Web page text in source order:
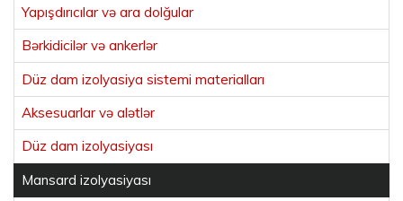
Yapışdırıcılar və ara dolğular
Bərkidicilər və ankerlər
Düz dam izolyasiya sistemi materialları
Aksesuarlar və alətlər
Düz dam izolyasiyası
Mansard izolyasiyası